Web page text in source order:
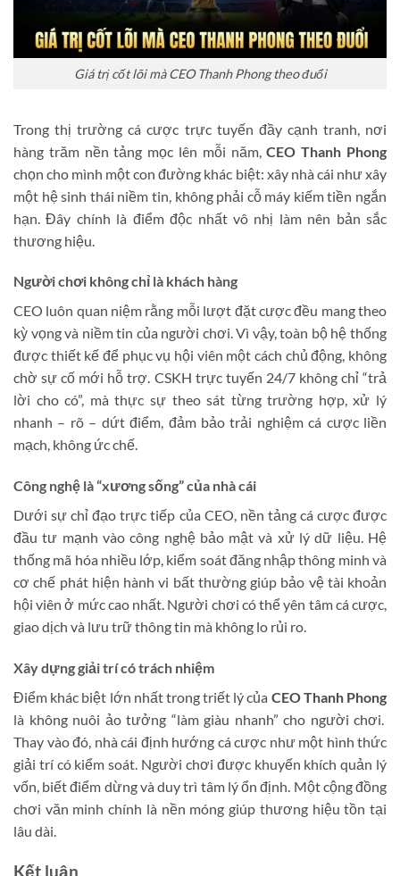
Giá trị cốt lõi mà CEO Thanh Phong theo đuổi
Trong thị trường cá cược trực tuyến đầy cạnh tranh, nơi
hàng trăm nền tảng mọc lên mỗi năm,CEO Thanh Phong
chọn cho mình một con đường khác biệt: xây nhà cái như xây
một hệ sinh thái niềm tin, không phải cỗ máy kiếm tiền ngắn
hạn. Đây chính là điểm độc nhất vô nhị làm nên bản sắc
thương hiệu.
Người chơi không chỉ là khách hàng
CEO luôn quan niệm rằng mỗi lượt đặt cược đều mang theo
kỳ vọng và niềm tin của người chơi. Vì vậy, toàn bộ hệ thống
được thiết kế để phục vụ hội viên một cách chủ động, không
chờ sự cố mới hỗ trợ. CSKH trực tuyến 24/7 không chỉ “trả
lời cho có”, mà thực sự theo sát từng trường hợp, xử lý
nhanh – rõ – dứt điểm, đảm bảo trải nghiệm cá cược liền
mạch, không ức chế.
Công nghệ là “xương sống” của nhà cái
Dưới sự chỉ đạo trực tiếp của CEO, nền tảng cá cược được
đầu tư mạnh vào công nghệ bảo mật và xử lý dữ liệu. Hệ
thống mã hóa nhiều lớp, kiểm soát đăng nhập thông minh và
cơ chế phát hiện hành vi bất thường giúp bảo vệ tài khoản
hội viên ở mức cao nhất. Người chơi có thể yên tâm cá cược,
giao dịch và lưu trữ thông tin mà không lo rủi ro.
Xây dựng giải trí có trách nhiệm
Điểm khác biệt lớn nhất trong triết lý của CEO Thanh Phong
là không nuôi ảo tưởng “làm giàu nhanh” cho người chơi.
Thay vào đó, nhà cái định hướng cá cược như một hình thức
giải trí có kiểm soát. Người chơi được khuyến khích quản lý
vốn, biết điểm dừng và duy trì tâm lý ổn định. Một cộng đồng
chơi văn minh chính là nền móng giúp thương hiệu tồn tại
lâu dài.
Kết luận